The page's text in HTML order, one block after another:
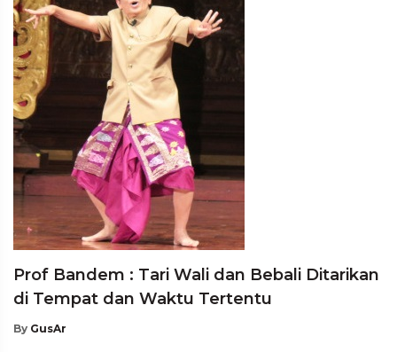
Prof Bandem : Tari Wali dan Bebali Ditarikan
di Tempat dan Waktu Tertentu
By GusAr